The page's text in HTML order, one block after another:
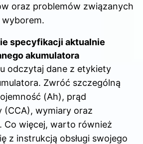
oraz problemów związanych
wyborem.
specyfikacji aktualnie
akumulatora
odczytaj dane z etykiety
Zwróć szczególną
(Ah), prąd
(CCA), wymiary oraz
Co więcej, warto również
z instrukcją obsługi swojego